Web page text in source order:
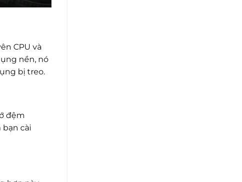
CPU và
nền, nó
bị treo.
đệm
bạn cài